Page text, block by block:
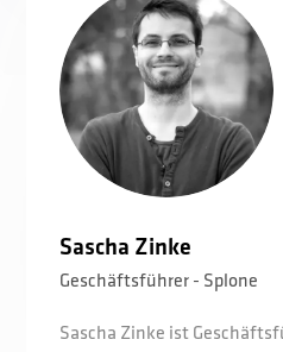
Sascha Zinke
Geschäftsführer - Splone
Sascha Zinke ist